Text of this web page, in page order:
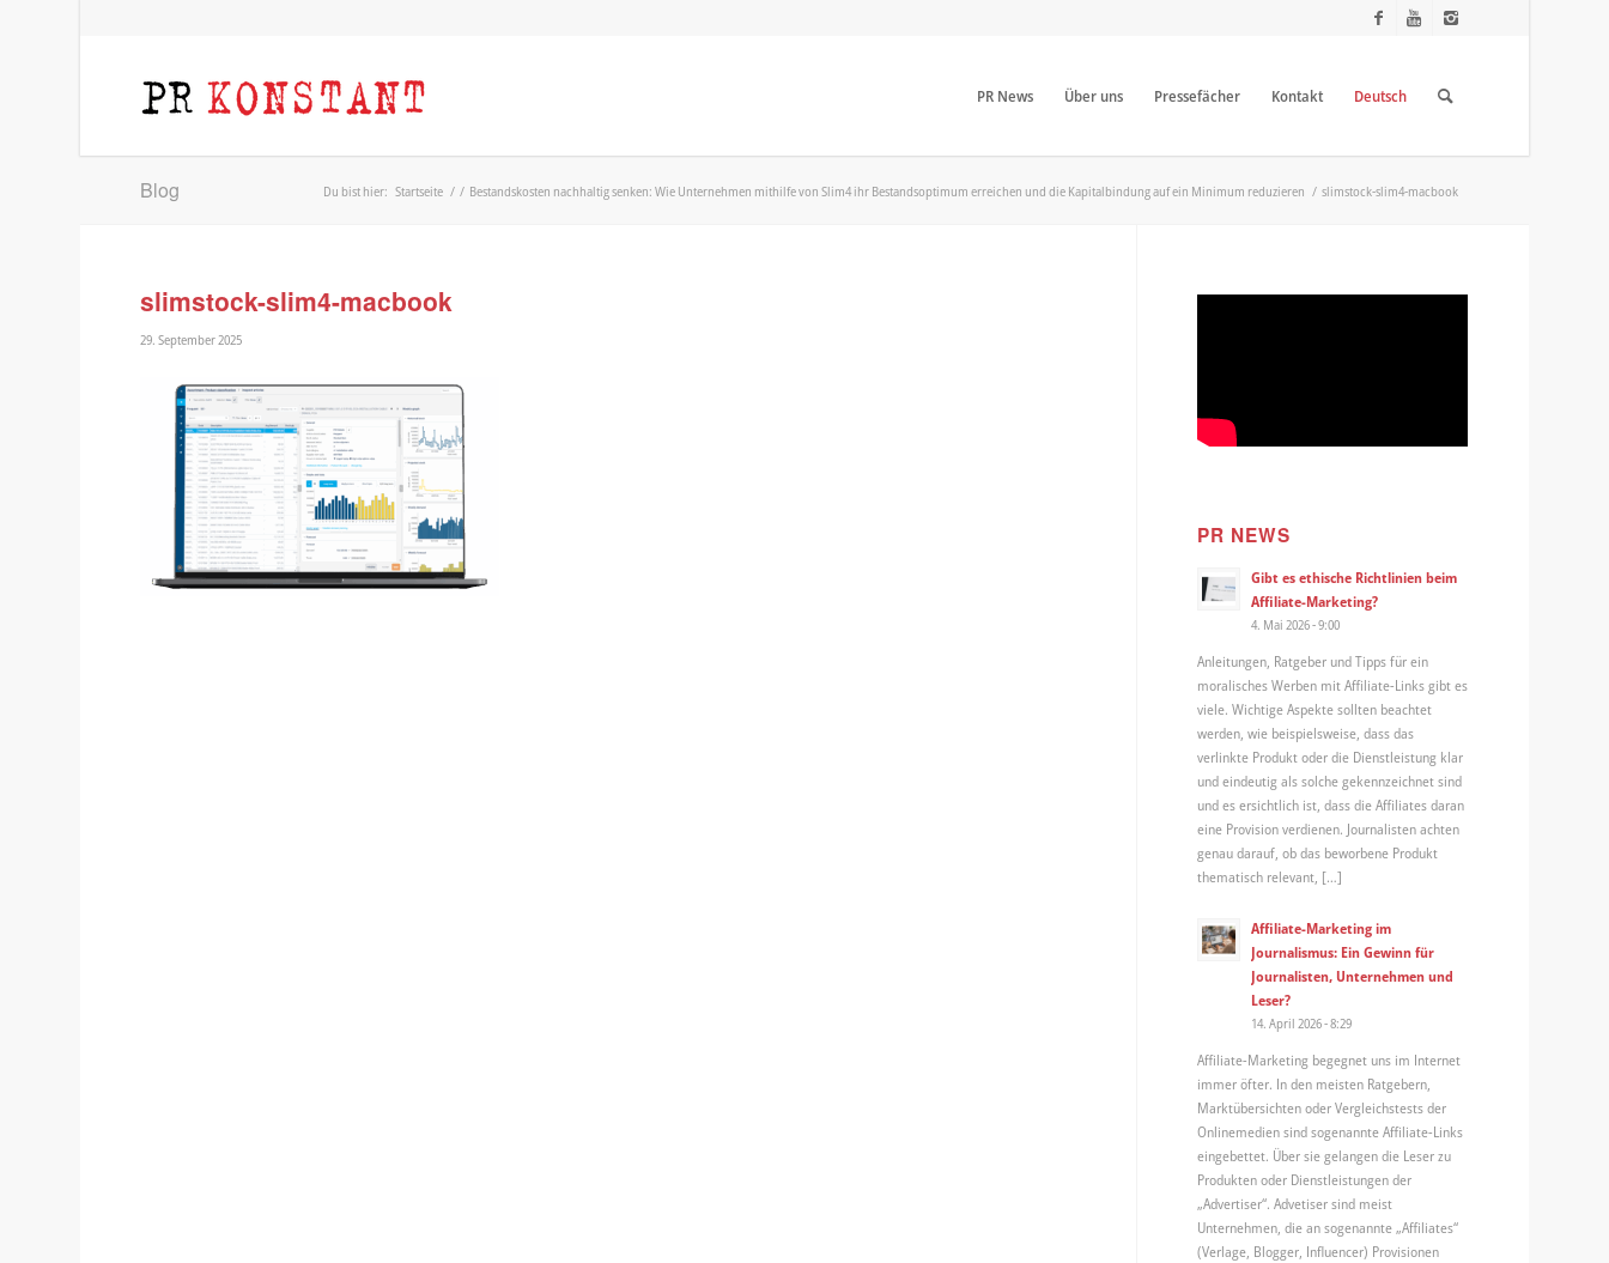
PR News Über uns Pressefächer Kontakt Deutsch
Blog Du bist hier: Startseite / / Bestandskosten nachhaltig senken: Wie Unternehmen mithilfe von Slim4 ihr Bestandsoptimum erreichen und die Kapitalbindung auf ein Minimum reduzieren / slimstock-slim4-macbook
slimstock-slim4-macbook
29. September 2025
PR NEWS
Gibt es ethische Richtlinien beim
Affiliate-Marketing?
4. Mai 2026 - 9:00
Anleitungen, Ratgeber und Tipps für ein
moralisches Werben mit Affiliate-Links gibt es
viele. Wichtige Aspekte sollten beachtet
werden, wie beispielsweise, dass das
verlinkte Produkt oder die Dienstleistung klar
und eindeutig als solche gekennzeichnet sind
und es ersichtlich ist, dass die Affiliates daran
eine Provision verdienen. Journalisten achten
genau darauf, ob das beworbene Produkt
thematisch relevant, […]
Affiliate-Marketing im
Journalismus: Ein Gewinn für
Journalisten, Unternehmen und
Leser?
14. April 2026 - 8:29
Affiliate-Marketing begegnet uns im Internet
immer öfter. In den meisten Ratgebern,
Marktübersichten oder Vergleichstests der
Onlinemedien sind sogenannte Affiliate-Links
eingebettet. Über sie gelangen die Leser zu
Produkten oder Dienstleistungen der
„Advertiser“. Advetiser sind meist
Unternehmen, die an sogenannte „Affiliates“
(Verlage, Blogger, Influencer) Provisionen